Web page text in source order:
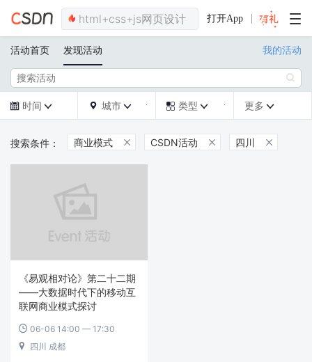
打开App
活动首页 发现活动 我的活动

 时间   城市   类型  更多 
商业模式  CSDN活动  四川 
《易观相对论》第二十二期
——大数据时代下的移动互
联网商业模式探讨
 06-06 14:00 — 17:30
 四川 成都